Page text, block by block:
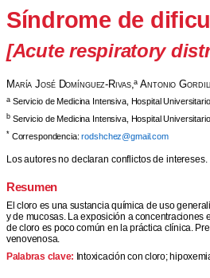
Síndrome de
[Acute respiratory
María José Domínguez-Rivas,a Antonio
a Servicio de Medicina Intensiva, Hospital
b Servicio de Medicina Intensiva, Hospital
* Correspondencia:rodshchez@gmail.com
Los autores no declaran conflictos de intereses.
Resumen
El cloro es una sustancia química de uso
y de mucosas. La exposición a
de cloro es poco común en la práctica clínica.
venovenosa.
Palabras clave: Intoxicación con cloro;